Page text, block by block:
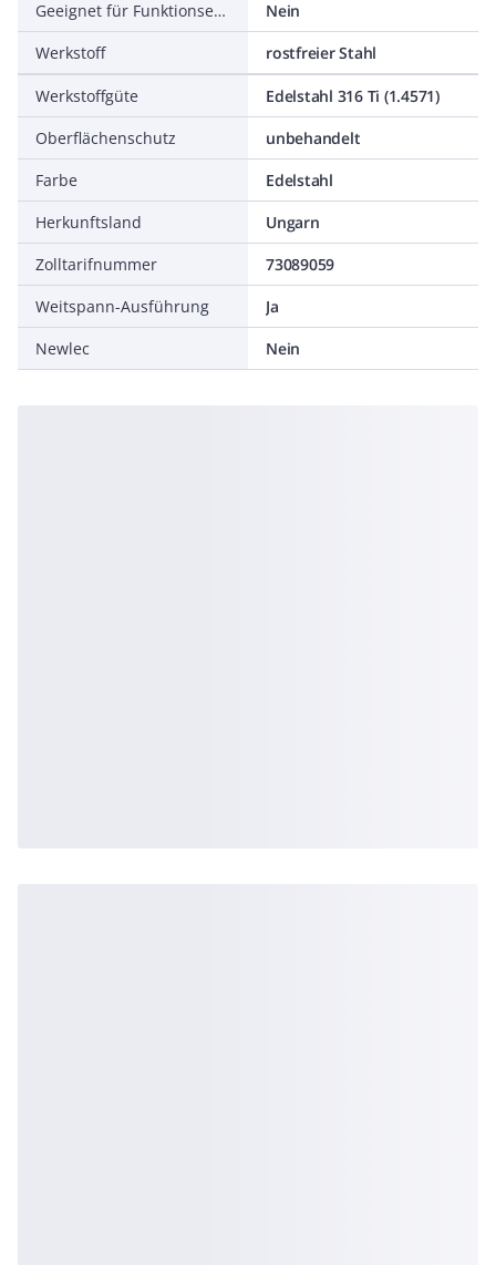
Geeignet für Funktionserhalt
Nein
Werkstoff
rostfreier Stahl
Werkstoffgüte
Edelstahl 316 Ti (1.4571)
Oberflächenschutz
unbehandelt
Farbe
Edelstahl
Herkunftsland
Ungarn
Zolltarifnummer
73089059
Weitspann-Ausführung
Ja
Newlec
Nein